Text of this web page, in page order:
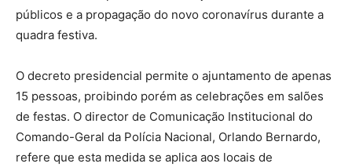
públicos e a propagação do novo coronavírus durante a
quadra festiva.
O decreto presidencial permite o ajuntamento de apenas
15 pessoas, proibindo porém as celebrações em salões
de festas. O director de Comunicação Institucional do
Comando-Geral da Polícia Nacional, Orlando Bernardo,
refere que esta medida se aplica aos locais de